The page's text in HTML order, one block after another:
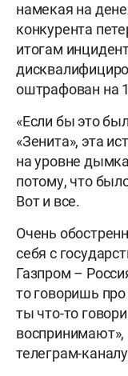
намекая на
конкурента
итогам
оштрафован на
«Если бы это
«Зенита», эта
на уровне
потому, что
Вот и все.
Очень
себя с
Газпром –
то говоришь про
ты что-то
воспринимают»,
телеграм-каналу